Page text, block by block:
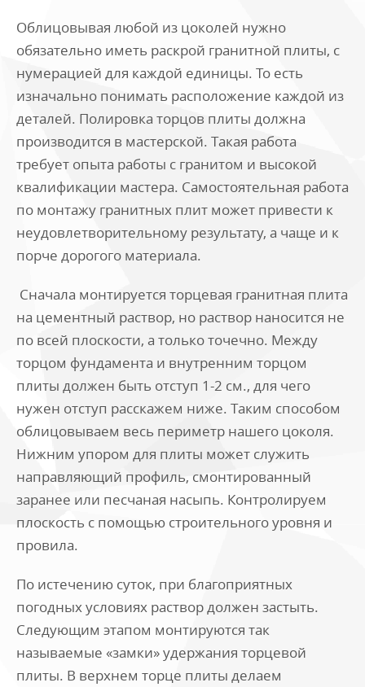
Облицовывая любой из цоколей нужно
обязательно иметь раскрой гранитной плиты, с
нумерацией для каждой единицы. То есть
изначально понимать расположение каждой из
деталей. Полировка торцов плиты должна
производится в мастерской. Такая работа
требует опыта работы с гранитом и высокой
квалификации мастера. Самостоятельная работа
по монтажу гранитных плит может привести к
неудовлетворительному результату, а чаще и к
порче дорогого материала.
Сначала монтируется торцевая гранитная плита
на цементный раствор, но раствор наносится не
по всей плоскости, а только точечно. Между
торцом фундамента и внутренним торцом
плиты должен быть отступ 1-2 см., для чего
нужен отступ расскажем ниже. Таким способом
облицовываем весь периметр нашего цоколя.
Нижним упором для плиты может служить
направляющий профиль, смонтированный
заранее или песчаная насыпь. Контролируем
плоскость с помощью строительного уровня и
провила.
По истечению суток, при благоприятных
погодных условиях раствор должен застыть.
Следующим этапом монтируются так
называемые «замки» удержания торцевой
плиты. В верхнем торце плиты делаем